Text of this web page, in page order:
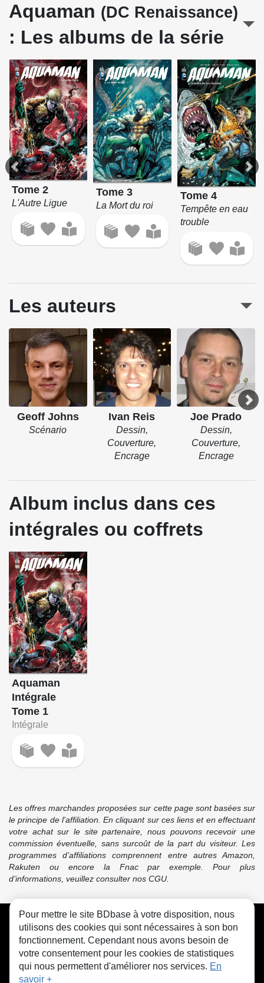
Aquaman (DC Renaissance)
: Les albums de la série
Tome 2
L'Autre Ligue
Tome 3
La Mort du roi
Tome 4
Tempête en eau
trouble
Les auteurs
Geoff Johns
Scénario
Ivan Reis
Dessin,
Couverture,
Encrage
Joe Prado
Dessin,
Couverture,
Encrage
Album inclus dans ces
intégrales ou coffrets
Aquaman
Intégrale
Tome 1
Intégrale
Les offres marchandes proposées sur cette page sont basées sur
le principe de l'affiliation. En cliquant sur ces liens et en effectuant
votre achat sur le site partenaire, nous pouvons recevoir une
commission éventuelle, sans surcoût de la part du visiteur. Les
programmes d’affiliations comprennent entre autres Amazon,
Rakuten ou encore la Fnac par exemple. Pour plus
d’informations, veuillez consulter nos CGU.
CGU FAQ Contact Cookies
Pour mettre le site BDbase à votre disposition, nous
utilisons des cookies qui sont nécessaires à son bon
fonctionnement. Cependant nous avons besoin de
votre consentement pour les cookies de statistiques
qui nous permettent d'améliorer nos services. En
savoir +